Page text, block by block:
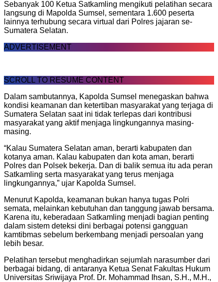
Sebanyak 100 Ketua Satkamling mengikuti pelatihan secara
langsung di Mapolda Sumsel, sementara 1.600 peserta
lainnya terhubung secara virtual dari Polres jajaran se-
Sumatera Selatan.
ADVERTISEMENT
SCROLL TO RESUME CONTENT
Dalam sambutannya, Kapolda Sumsel menegaskan bahwa
kondisi keamanan dan ketertiban masyarakat yang terjaga di
Sumatera Selatan saat ini tidak terlepas dari kontribusi
masyarakat yang aktif menjaga lingkungannya masing-
masing.
“Kalau Sumatera Selatan aman, berarti kabupaten dan
kotanya aman. Kalau kabupaten dan kota aman, berarti
Polres dan Polsek bekerja. Dan di balik semua itu ada peran
Satkamling serta masyarakat yang terus menjaga
lingkungannya,” ujar Kapolda Sumsel.
Menurut Kapolda, keamanan bukan hanya tugas Polri
semata, melainkan kebutuhan dan tanggung jawab bersama.
Karena itu, keberadaan Satkamling menjadi bagian penting
dalam sistem deteksi dini berbagai potensi gangguan
kamtibmas sebelum berkembang menjadi persoalan yang
lebih besar.
Pelatihan tersebut menghadirkan sejumlah narasumber dari
berbagai bidang, di antaranya Ketua Senat Fakultas Hukum
Universitas Sriwijaya Prof. Dr. Mohammad Ihsan, S.H., M.H.,